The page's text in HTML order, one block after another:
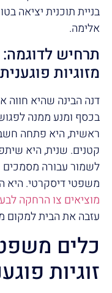
בניית תוכנית יציאה
אלימה.
תרחיש לדוגמה:
מזוגיות פוגענית
דנה הבינה שהיא חווה
בכסף ומנע ממנה
ראשית, היא פתחה
קטנים. שנית, היא
לשמור עבורה מסמכים
משפטי דיסקרטי. היא
מוציאים צו הרחקה
עזבה את הבית למקום
כלים
זוגיות